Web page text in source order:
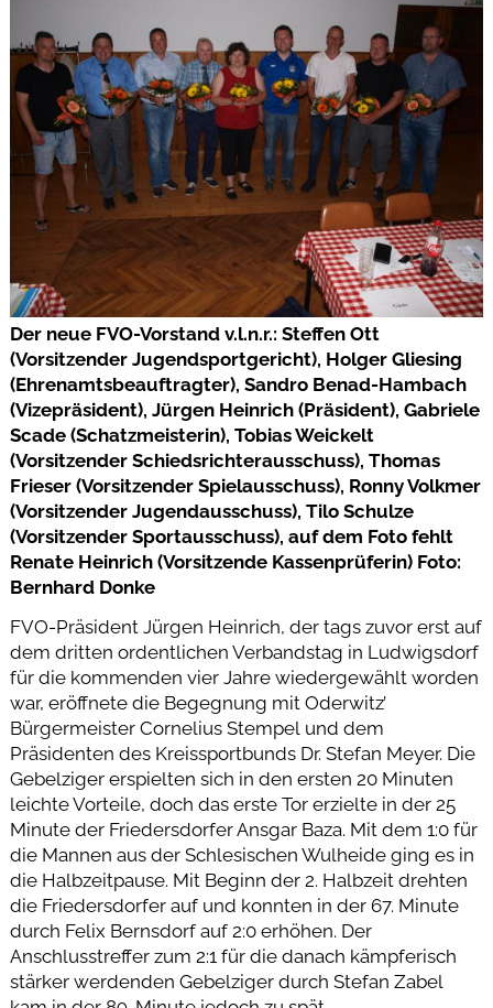
Der neue FVO-Vorstand v.l.n.r.: Steffen Ott
(Vorsitzender Jugendsportgericht), Holger Gliesing
(Ehrenamtsbeauftragter), Sandro Benad-Hambach
(Vizepräsident), Jürgen Heinrich (Präsident), Gabriele
Scade (Schatzmeisterin), Tobias Weickelt
(Vorsitzender Schiedsrichterausschuss), Thomas
Frieser (Vorsitzender Spielausschuss), Ronny Volkmer
(Vorsitzender Jugendausschuss), Tilo Schulze
(Vorsitzender Sportausschuss), auf dem Foto fehlt
Renate Heinrich (Vorsitzende Kassenprüferin) Foto:
Bernhard Donke
FVO-Präsident Jürgen Heinrich, der tags zuvor erst auf
dem dritten ordentlichen Verbandstag in Ludwigsdorf
für die kommenden vier Jahre wiedergewählt worden
war, eröffnete die Begegnung mit Oderwitz’
Bürgermeister Cornelius Stempel und dem
Präsidenten des Kreissportbunds Dr. Stefan Meyer. Die
Gebelziger erspielten sich in den ersten 20 Minuten
leichte Vorteile, doch das erste Tor erzielte in der 25
Minute der Friedersdorfer Ansgar Baza. Mit dem 1:0 für
die Mannen aus der Schlesischen Wulheide ging es in
die Halbzeitpause. Mit Beginn der 2. Halbzeit drehten
die Friedersdorfer auf und konnten in der 67. Minute
durch Felix Bernsdorf auf 2:0 erhöhen. Der
Anschlusstreffer zum 2:1 für die danach kämpferisch
stärker werdenden Gebelziger durch Stefan Zabel